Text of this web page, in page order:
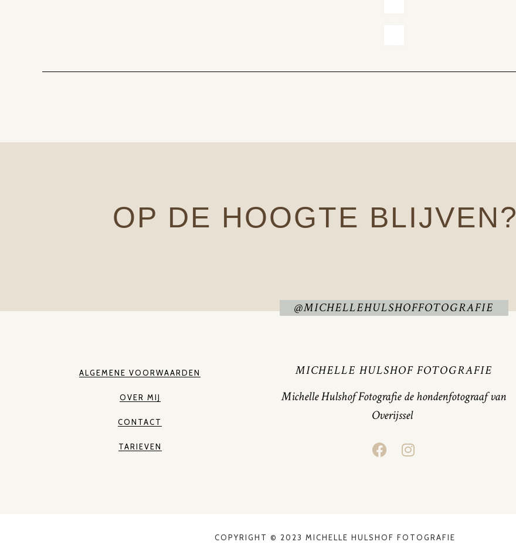
OP DE HOOGTE BLIJVEN?
@MICHELLEHULSHOFFOTOGRAFIE
ALGEMENE VOORWAARDEN
OVER MIJ
CONTACT
TARIEVEN
MICHELLE HULSHOF FOTOGRAFIE
Michelle Hulshof Fotografie de hondenfotograaf van
Overijssel
COPYRIGHT © 2023 MICHELLE HULSHOF FOTOGRAFIE